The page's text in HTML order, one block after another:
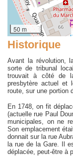
50 m
Historique
Avant la révolution,
sorte de tribunal
trouvait à côté de
presbytère actuel et
route, sur une portion
En 1748, on fit
(actuelle rue Paul
municipales, on ne
Son emplacement
donnait sur la rue
la rue de la Gare. Il
déplacée, peut-être à